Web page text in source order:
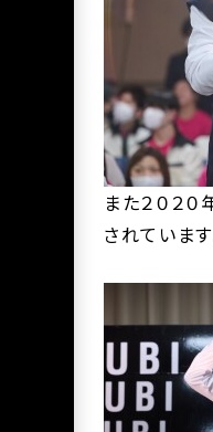
また２０２
されています